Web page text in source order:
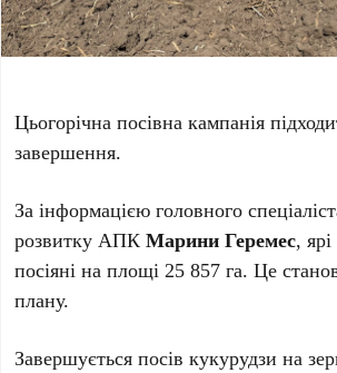
Цьогорічна посівна кампанія
завершення.
За інформацією головного
розвитку АПКМарини Геремес,
посіяні на площі 25 857 га. Це
плану.
Завершується посів кукурудзи на